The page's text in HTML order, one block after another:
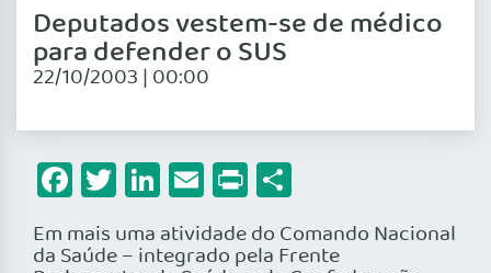
Deputados vestem-se de médico
para defender o SUS
22/10/2003 | 00:00
Facebook
Twitter
LinkedIn
Email
Print
Em mais uma atividade do Comando Nacional
da Saúde – integrado pela Frente